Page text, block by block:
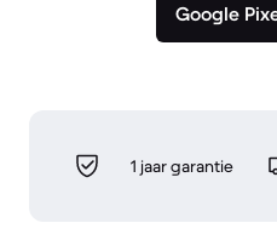
Google
1 jaar garantie